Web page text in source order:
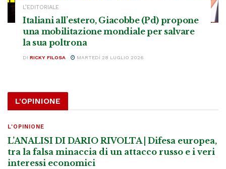
L’EDITORIALE
Italiani all’estero, Giacobbe (Pd) propone
una mobilitazione mondiale per salvare
la sua poltrona
DI RICKY FILOSA MARTEDÌ 28 LUGLIO 2026
L'OPINIONE
L'OPINIONE
L’ANALISI DI DARIO RIVOLTA | Difesa europea,
tra la falsa minaccia di un attacco russo e i veri
interessi economici